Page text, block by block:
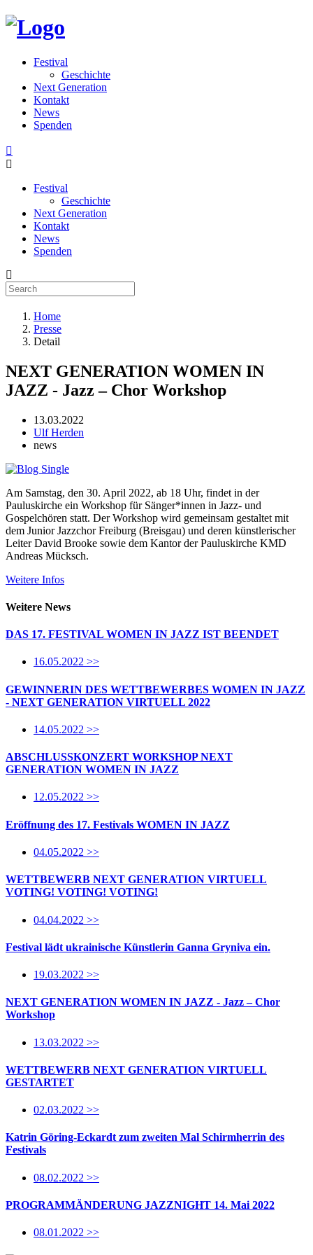
Festival
Geschichte
Next Generation
Kontakt
News
Spenden
Festival
Geschichte
Next Generation
Kontakt
News
Spenden
Home
Presse
Detail
NEXT GENERATION WOMEN IN
JAZZ - Jazz – Chor Workshop
13.03.2022
Ulf Herden
news
Am Samstag, den 30. April 2022, ab 18 Uhr, findet in der
Pauluskirche ein Workshop für Sänger*innen in Jazz- und
Gospelchören statt. Der Workshop wird gemeinsam gestaltet mit
dem Junior Jazzchor Freiburg (Breisgau) und deren künstlerischer
Leiter David Brooke sowie dem Kantor der Pauluskirche KMD
Andreas Mücksch.
Weitere Infos
Weitere News
DAS 17. FESTIVAL WOMEN IN JAZZ IST BEENDET
16.05.2022 >>
GEWINNERIN DES WETTBEWERBES WOMEN IN JAZZ
- NEXT GENERATION VIRTUELL 2022
14.05.2022 >>
ABSCHLUSSKONZERT WORKSHOP NEXT
GENERATION WOMEN IN JAZZ
12.05.2022 >>
Eröffnung des 17. Festivals WOMEN IN JAZZ
04.05.2022 >>
WETTBEWERB NEXT GENERATION VIRTUELL
VOTING! VOTING! VOTING!
04.04.2022 >>
Festival lädt ukrainische Künstlerin Ganna Gryniva ein.
19.03.2022 >>
NEXT GENERATION WOMEN IN JAZZ - Jazz – Chor
Workshop
13.03.2022 >>
WETTBEWERB NEXT GENERATION VIRTUELL
GESTARTET
02.03.2022 >>
Katrin Göring-Eckardt zum zweiten Mal Schirmherrin des
Festivals
08.02.2022 >>
PROGRAMMÄNDERUNG JAZZNIGHT 14. Mai 2022
08.01.2022 >>